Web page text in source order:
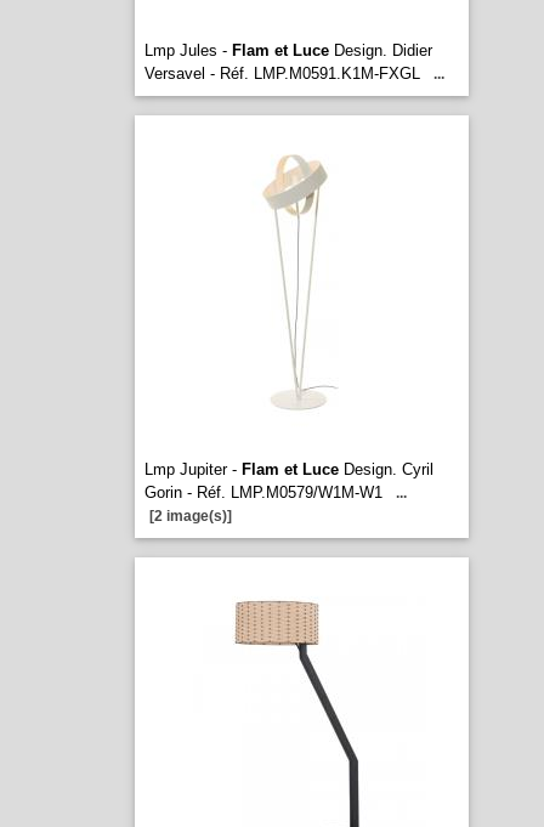
Lmp Jules - Flam et LuceDesign. Didier
Versavel - Réf. LMP.M0591.K1M-FXGL
...
Lmp Jupiter - Flam et LuceDesign. Cyril
Gorin - Réf. LMP.M0579/W1M-W1
...
[2 image(s)]